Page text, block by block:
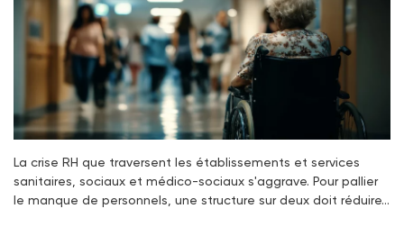
La crise RH que traversent les établissements et services
sanitaires, sociaux et médico-sociaux s'aggrave. Pour pallier
le manque de personnels, une structure sur deux doit réduire…